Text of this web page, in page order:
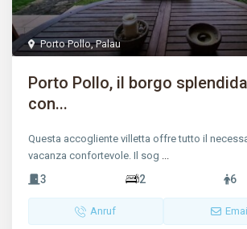
Porto Pollo,Palau
Porto Pollo, il borgo
con...
Questa accogliente villetta offre tutto il
vacanza confortevole. Il sog ...
3 2 6
Anruf Email